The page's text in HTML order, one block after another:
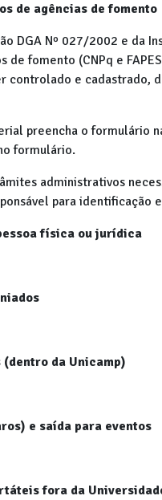
de agências de fomento
DGA Nº 027/2002 e da
de fomento (CNPq e
controlado e
preencha o formulário
formulário.
administrativos
para identificação
física ou jurídica
da Unicamp)
e saída para eventos
fora da